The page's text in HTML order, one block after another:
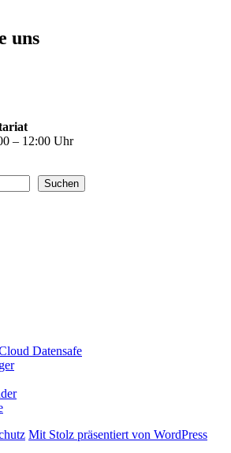
uns
– 12:00 Uhr
Suchen
Datensafe
Mit Stolz präsentiert von WordPress